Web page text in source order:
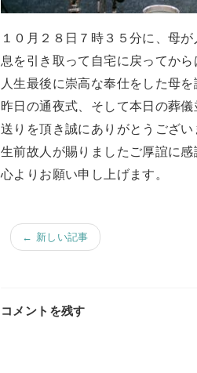
１０月２８日７時３５分に、母
息を引き取って自宅に戻ってか
人生最後に崇高な奉仕をした母
昨日の通夜式、そして本日の葬
送りを頂き誠にありがとうござ
生前故人が賜りましたご厚誼に
心よりお願い申し上げます。
← 新しい記事
コメントを残す